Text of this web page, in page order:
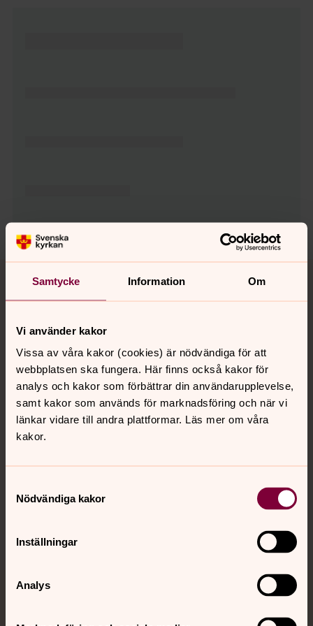
Samtycke Information Om
Vi använder kakor
Vissa av våra kakor (cookies) är nödvändiga för att
webbplatsen ska fungera. Här finns också kakor för
analys och kakor som förbättrar din användarupplevelse,
samt kakor som används för marknadsföring och när vi
länkar vidare till andra plattformar. Läs mer om våra
kakor.
Nödvändiga kakor
Inställningar
Analys
Tillbaka till toppen
Tillbaka till innehållet
Kontakt
Kalender
Hitta snabbt
Sociala kanaler